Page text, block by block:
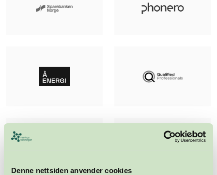
Denne nettsiden anvender cookies